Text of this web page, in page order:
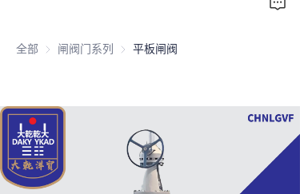
全部 闸阀门系列 闸阀门系列
平板闸阀
Valve Products
Valve News
Contact Us